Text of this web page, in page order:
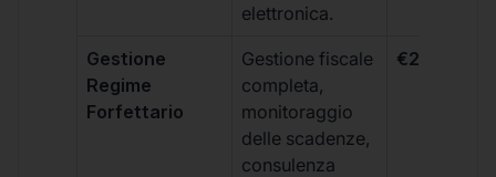
elettronica.
Gestione
Regime
Forfettario
Gestione fiscale
completa,
monitoraggio
delle scadenze,
consulenza
€264 +